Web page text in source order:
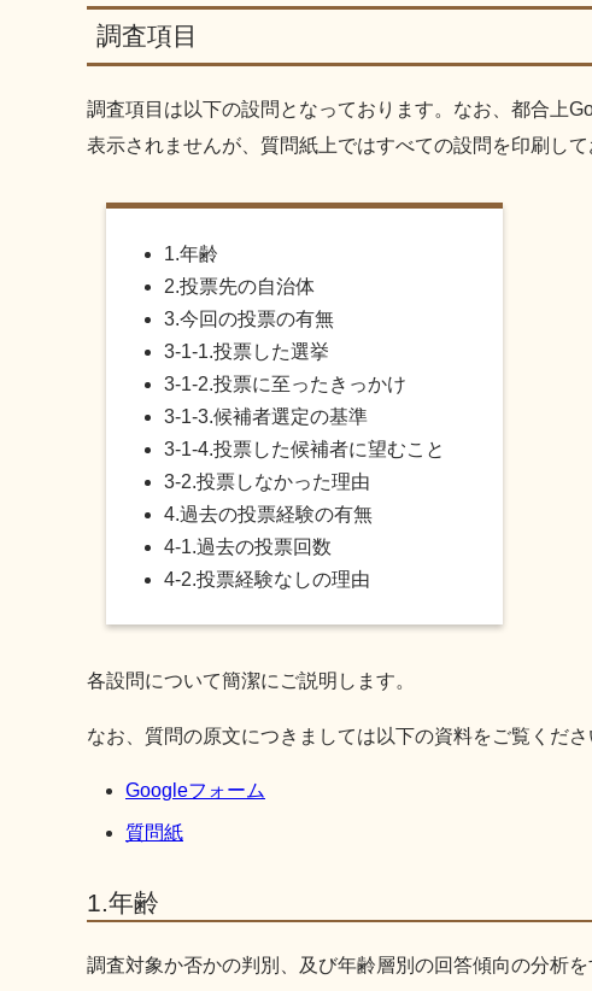
調査項目
調査項目は以下の設問となっております。なお、都合上
表示されませんが、質問紙上ではすべての設問を印刷して
1.年齢
2.投票先の自治体
3.今回の投票の有無
3-1-1.投票した選挙
3-1-2.投票に至ったきっかけ
3-1-3.候補者選定の基準
3-1-4.投票した候補者に望むこと
3-2.投票しなかった理由
4.過去の投票経験の有無
4-1.過去の投票回数
4-2.投票経験なしの理由
各設問について簡潔にご説明します。
なお、質問の原文につきましては以下の資料をご覧くださ
Googleフォーム
質問紙
1.年齢
調査対象か否かの判別、及び年齢層別の回答傾向の分析